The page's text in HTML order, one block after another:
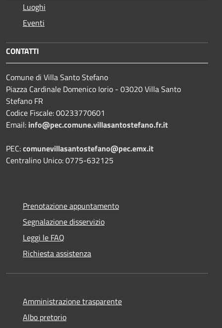
Luoghi
Eventi
CONTATTI
Comune di Villa Santo Stefano
Piazza Cardinale Domenico Iorio - 03020 Villa Santo
Stefano FR
Codice Fiscale: 00233770601
Email: info@pec.comune.villasantostefano.fr.it
PEC:comunevillasantostefano@pec.emx.it
Centralino Unico: 0775-632125
Prenotazione appuntamento
Segnalazione disservizio
Leggi le FAQ
Richiesta assistenza
Amministrazione trasparente
Albo pretorio